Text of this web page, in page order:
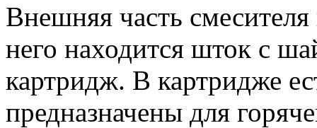
Внешняя часть
него находится шток с
картридж. В картридже
предназначены для